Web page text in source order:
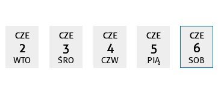
CZE
2
WTO
CZE
3
ŚRO
CZE
4
CZW
CZE
5
PIĄ
CZE
6
SOB